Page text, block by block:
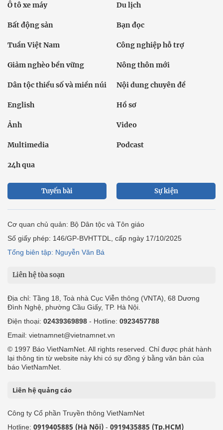
Ô tô xe máy Du lịch
Bất động sản Bạn đọc
Tuần Việt Nam Công nghiệp hỗ trợ
Giảm nghèo bền vững Nông thôn mới
Dân tộc thiểu số và miền núi Nội dung chuyên đề
English Hồ sơ
Ảnh Video
Multimedia Podcast
24h qua
Tuyến bài Sự kiện
Cơ quan chủ quản: Bộ Dân tộc và Tôn giáo
Số giấy phép: 146/GP-BVHTTDL, cấp ngày 17/10/2025
Tổng biên tập: Nguyễn Văn Bá
Liên hệ tòa soạn
Địa chỉ: Tầng 18, Toà nhà Cục Viễn thông (VNTA), 68 Dương
Đình Nghệ, phường Cầu Giấy, TP. Hà Nội.
Điện thoại: 02439369898 - Hotline: 0923457788
Email: vietnamnet@vietnamnet.vn
© 1997 Báo VietNamNet. All rights reserved. Chỉ được phát hành
lại thông tin từ website này khi có sự đồng ý bằng văn bản của
báo VietNamNet.
Liên hệ quảng cáo
Công ty Cổ phần Truyền thông VietNamNet
Hotline: 0919405885 (Hà Nội) - 0919435885 (Tp.HCM)